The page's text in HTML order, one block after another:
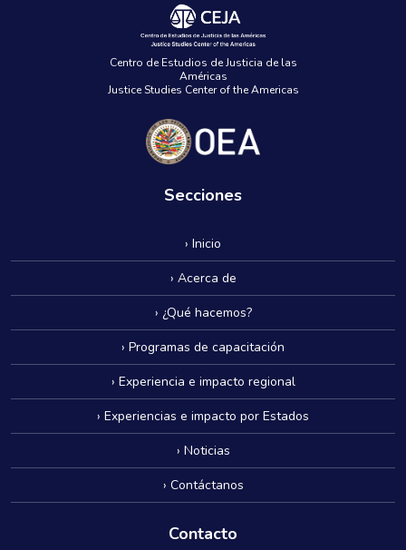
Centro de Estudios de Justicia de las
Américas
Justice Studies Center of the Americas
Secciones
› Inicio
› Acerca de
› ¿Qué hacemos?
› Programas de capacitación
› Experiencia e impacto regional
› Experiencias e impacto por Estados
› Noticias
› Contáctanos
Contacto